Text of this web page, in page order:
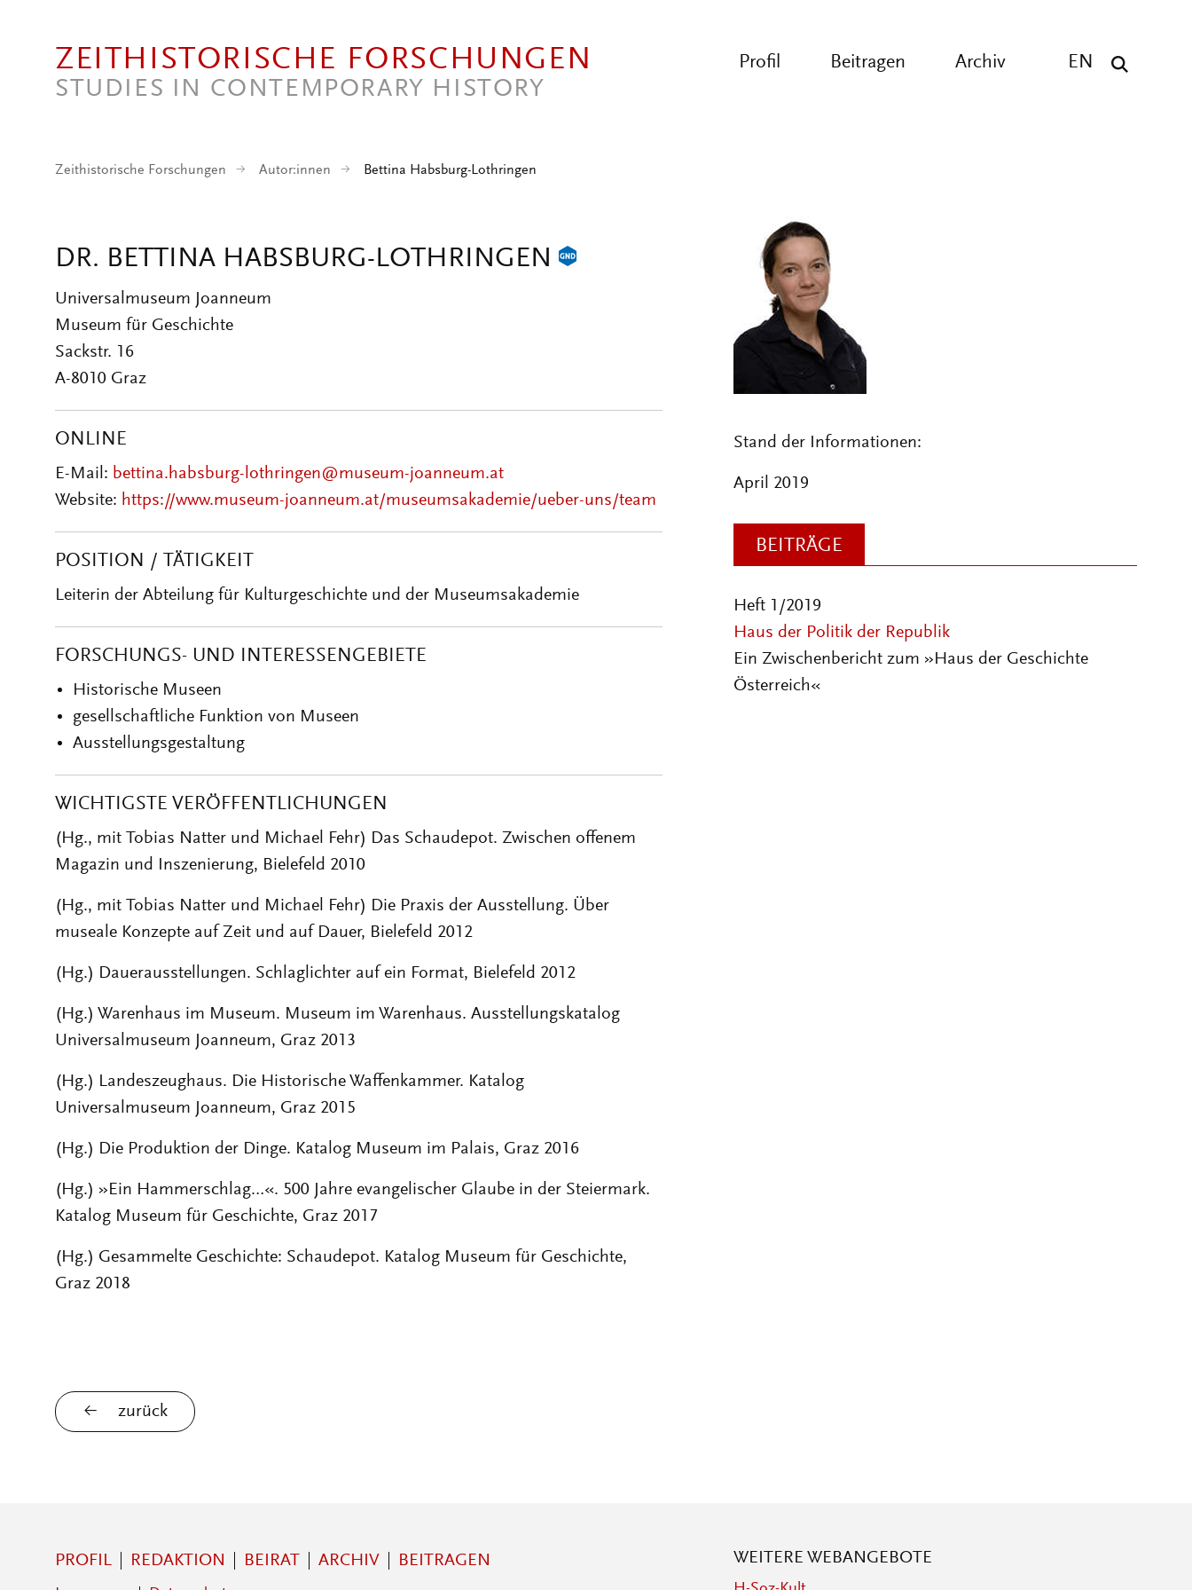
ZEITHISTORISCHE FORSCHUNGEN
STUDIES IN CONTEMPORARY HISTORY
EN
Profil Beitragen Archiv
Zeithistorische Forschungen Autor:innen Bettina Habsburg-Lothringen
DR. BETTINA HABSBURG-LOTHRINGEN
Universalmuseum Joanneum
Museum für Geschichte
Sackstr. 16
A-8010 Graz
ONLINE
E-Mail: bettina.habsburg-lothringen@museum-joanneum.at
Website: https://www.museum-joanneum.at/museumsakademie/ueber-uns/team
POSITION / TÄTIGKEIT
Leiterin der Abteilung für Kulturgeschichte und der Museumsakademie
FORSCHUNGS- UND INTERESSENGEBIETE
Historische Museen
gesellschaftliche Funktion von Museen
Ausstellungsgestaltung
WICHTIGSTE VERÖFFENTLICHUNGEN
(Hg., mit Tobias Natter und Michael Fehr) Das Schaudepot. Zwischen offenem
Magazin und Inszenierung, Bielefeld 2010
(Hg., mit Tobias Natter und Michael Fehr) Die Praxis der Ausstellung. Über
museale Konzepte auf Zeit und auf Dauer, Bielefeld 2012
(Hg.) Dauerausstellungen. Schlaglichter auf ein Format, Bielefeld 2012
(Hg.) Warenhaus im Museum. Museum im Warenhaus. Ausstellungskatalog
Universalmuseum Joanneum, Graz 2013
(Hg.) Landeszeughaus. Die Historische Waffenkammer. Katalog
Universalmuseum Joanneum, Graz 2015
(Hg.) Die Produktion der Dinge. Katalog Museum im Palais, Graz 2016
(Hg.) »Ein Hammerschlag…«. 500 Jahre evangelischer Glaube in der Steiermark.
Katalog Museum für Geschichte, Graz 2017
(Hg.) Gesammelte Geschichte: Schaudepot. Katalog Museum für Geschichte,
Graz 2018
Stand der Informationen:
April 2019
BEITRÄGE
Heft 1/2019
Haus der Politik der Republik
Ein Zwischenbericht zum »Haus der Geschichte
Österreich«
zurück
PROFIL REDAKTION BEIRAT ARCHIV BEITRAGEN WEITERE WEBANGEBOTE